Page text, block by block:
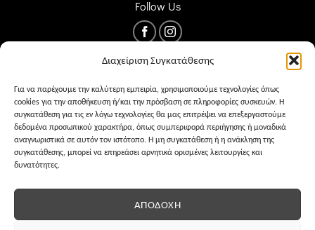
Διαχείριση Συγκατάθεσης
Για να παρέχουμε την καλύτερη εμπειρία, χρησιμοποιούμε τεχνολογίες όπως
cookies για την αποθήκευση ή/και την πρόσβαση σε πληροφορίες συσκευών. Η
συγκατάθεση για τις εν λόγω τεχνολογίες θα μας επιτρέψει να επεξεργαστούμε
δεδομένα προσωπικού χαρακτήρα, όπως συμπεριφορά περιήγησης ή μοναδικά
αναγνωριστικά σε αυτόν τον ιστότοπο. Η μη συγκατάθεση ή η ανάκληση της
συγκατάθεσης, μπορεί να επηρεάσει αρνητικά ορισμένες λειτουργίες και
δυνατότητες.
ΑΠΟΔΟΧΉ
Follow Us
PRIVACY